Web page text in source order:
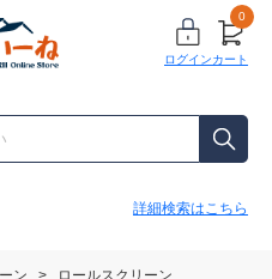
ログイン
0
カート
詳細検索はこちら
ン > ロールスクリーン